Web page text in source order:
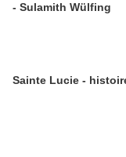
- Sulamith Wülfing
Sainte Lucie -